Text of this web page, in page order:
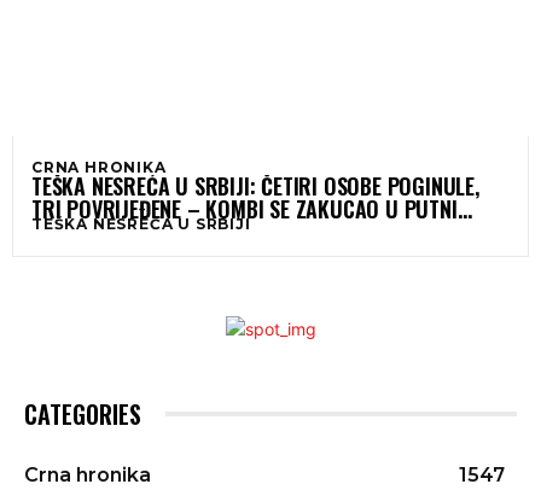
CRNA HRONIKA
TEŠKA NESREĆA U SRBIJI: ČETIRI OSOBE POGINULE,
TRI POVRIJEĐENE – KOMBI SE ZAKUCAO U PUTNI
VALJAK
TEŠKA NESREĆA U SRBIJI
CATEGORIES
Crna hronika
1547